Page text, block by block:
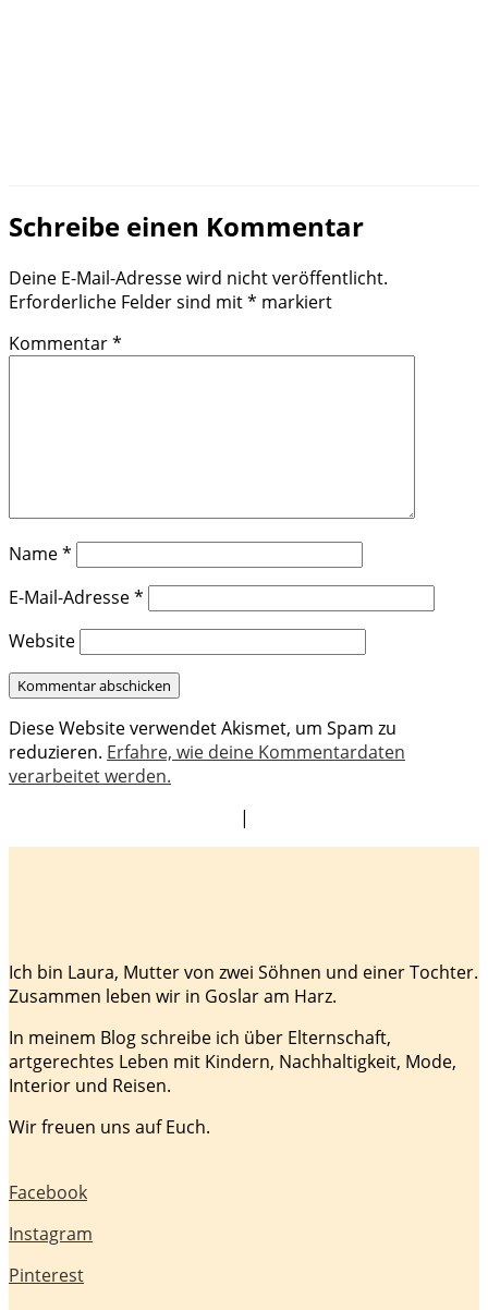
Schreibe einen Kommentar
Deine E-Mail-Adresse wird nicht veröffentlicht.
Erforderliche Felder sind mit* markiert
Kommentar*
Name*
E-Mail-Adresse*
Website
Diese Website verwendet Akismet, um Spam zu
reduzieren. Erfahre, wie deine Kommentardaten
verarbeitet werden.
|
Ich bin Laura, Mutter von zwei Söhnen und einer Tochter.
Zusammen leben wir in Goslar am Harz.
In meinem Blog schreibe ich über Elternschaft,
artgerechtes Leben mit Kindern, Nachhaltigkeit, Mode,
Interior und Reisen.
Wir freuen uns auf Euch.
Facebook
Instagram
Pinterest